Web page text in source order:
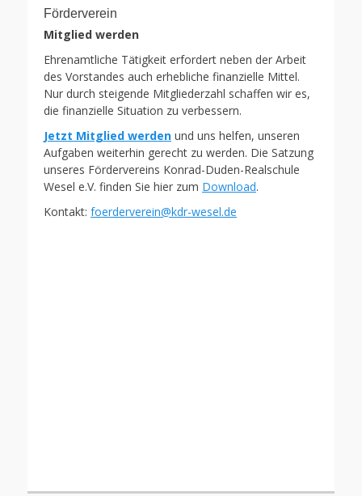
Förderverein
Mitglied werden
Ehrenamtliche Tätigkeit erfordert neben der Arbeit
des Vorstandes auch erhebliche finanzielle Mittel.
Nur durch steigende Mitgliederzahl schaffen wir es,
die finanzielle Situation zu verbessern.
Jetzt Mitglied werden und uns helfen, unseren
Aufgaben weiterhin gerecht zu werden. Die Satzung
unseres Fördervereins Konrad-Duden-Realschule
Wesel e.V. finden Sie hier zum Download.
Kontakt: foerderverein@kdr-wesel.de